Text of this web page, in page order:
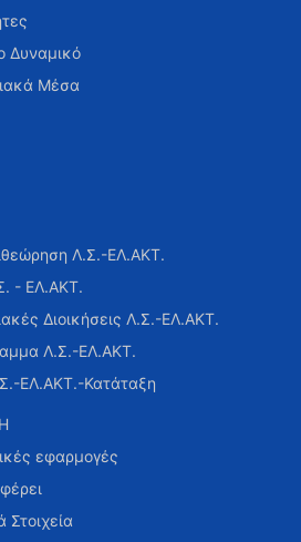
Δυναμικό
Μέσα
Λ.Σ.-ΕΛ.ΑΚΤ.
- ΕΛ.ΑΚΤ.
Διοικήσεις Λ.Σ.-ΕΛ.ΑΚΤ.
Λ.Σ.-ΕΛ.ΑΚΤ.
ΕΛ.ΑΚΤ.-Κατάταξη
εφαρμογές
Στοιχεία